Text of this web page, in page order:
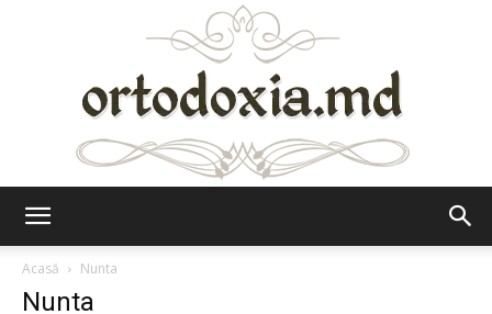
Acasă
Nunta
Nunta